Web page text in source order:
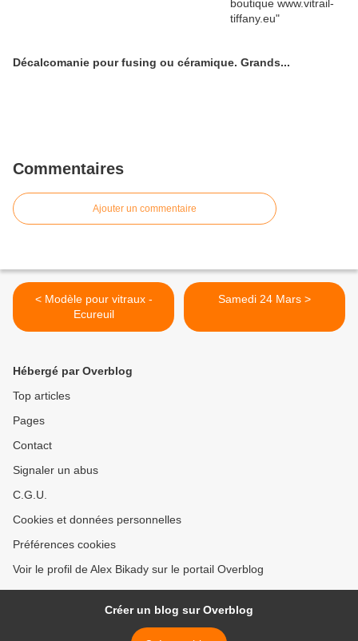
Décalcomanie pour fusing ou céramique. Grands...
Commentaires
Ajouter un commentaire
< Modèle pour vitraux -
Ecureuil
Samedi 24 Mars >
Hébergé par Overblog
Top articles
Pages
Contact
Signaler un abus
C.G.U.
Cookies et données personnelles
Préférences cookies
Voir le profil de Alex Bikady sur le portail Overblog
Créer un blog sur Overblog